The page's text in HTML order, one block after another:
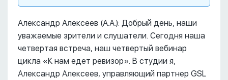
Александр Алексеев (А.А.): Добрый день, наши
уважаемые зрители и слушатели. Сегодня наша
четвертая встреча, наш четвертый вебинар
цикла «К нам едет ревизор». В студии я,
Александр Алексеев, управляющий партнер GSL